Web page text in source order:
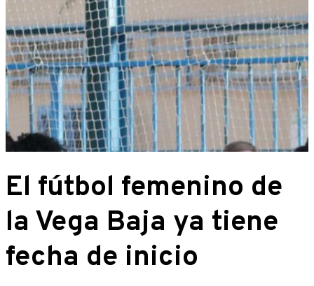
El fútbol femenino de
la Vega Baja ya tiene
fecha de inicio